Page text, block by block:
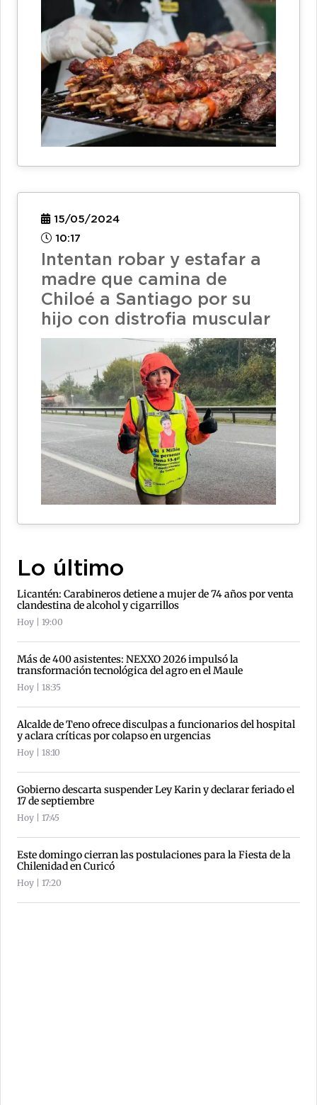
15/05/2024
10:17
Intentan robar y estafar a
madre que camina de
Chiloé a Santiago por su
hijo con distrofia muscular
Lo último
Licantén: Carabineros detiene a mujer de 74 años por venta
clandestina de alcohol y cigarrillos
Hoy | 19:00
Más de 400 asistentes: NEXXO 2026 impulsó la
transformación tecnológica del agro en el Maule
Hoy | 18:35
Alcalde de Teno ofrece disculpas a funcionarios del hospital
y aclara críticas por colapso en urgencias
Hoy | 18:10
Gobierno descarta suspender Ley Karin y declarar feriado el
17 de septiembre
Hoy | 17:45
Este domingo cierran las postulaciones para la Fiesta de la
Chilenidad en Curicó
Hoy | 17:20